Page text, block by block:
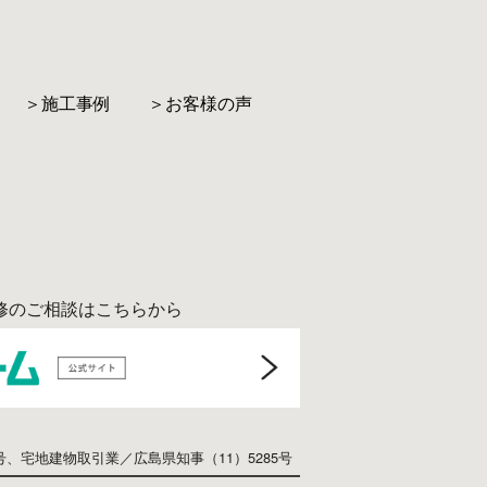
＞施工事例 ＞お客様の声
ご相談はこちらから
宅地建物取引業／広島県知事（11）5285号